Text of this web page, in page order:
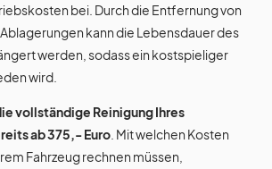
bei. Durch die Entfernung von
kann die Lebensdauer des
werden, sodass ein kostspieliger
wird.
vollständige Reinigung Ihres
ab 375,- Euro . Mit welchen Kosten
Fahrzeug rechnen müssen,